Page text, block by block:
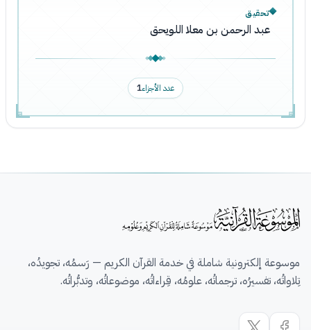
تحقيق
عبد الرحمن بن معلا اللويحق
عدد الأجزاء1
موسوعة إلكترونية شاملة في خدمة القرآن الكريم — رَسمُه، تجويدُه،
تِلاواتُه، تفسيرُه، ترجماتُه، علومُه، قِراءاتُه، موضوعاتُه، وتدبُّراتُه.